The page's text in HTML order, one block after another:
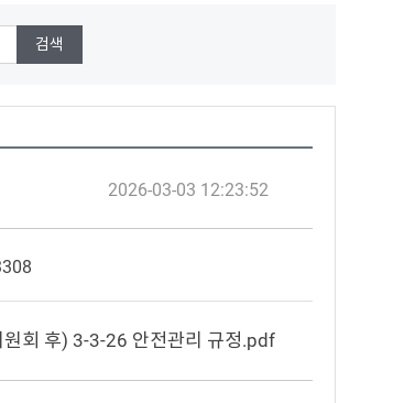
2026-03-03 12:23:52
회 후) 3-3-26 안전관리 규정.pdf